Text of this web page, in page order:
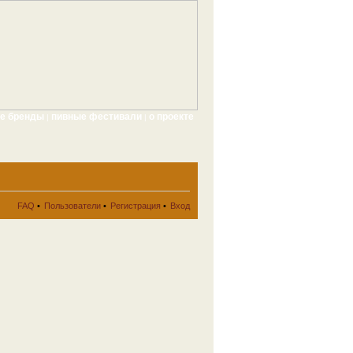
бренды пивные фестивали о проекте
FAQ • Пользователи • Регистрация • Вход